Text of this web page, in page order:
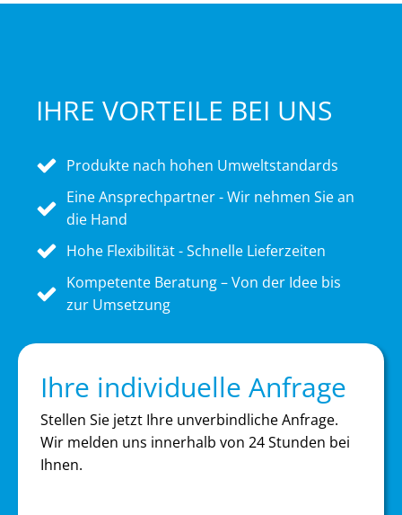
Ihre individuelle Anfrage
Stellen Sie jetzt Ihre unverbindliche Anfrage.
Wir melden uns innerhalb von 24 Stunden bei
Ihnen.
IHRE VORTEILE BEI UNS
Produkte nach hohen Umweltstandards
Eine Ansprechpartner - Wir nehmen Sie an
die Hand
Hohe Flexibilität - Schnelle Lieferzeiten
Kompetente Beratung – Von der Idee bis
zur Umsetzung